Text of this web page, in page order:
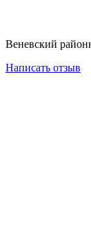
Веневский
Написать отзыв